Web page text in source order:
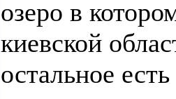
озеро в
киевской
остальное